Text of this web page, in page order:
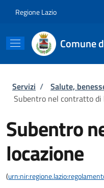
Regione Lazio
Comune
Briciole di
Servizi / Salute,
Subentro nel contratto di
Subentro
locazione
(